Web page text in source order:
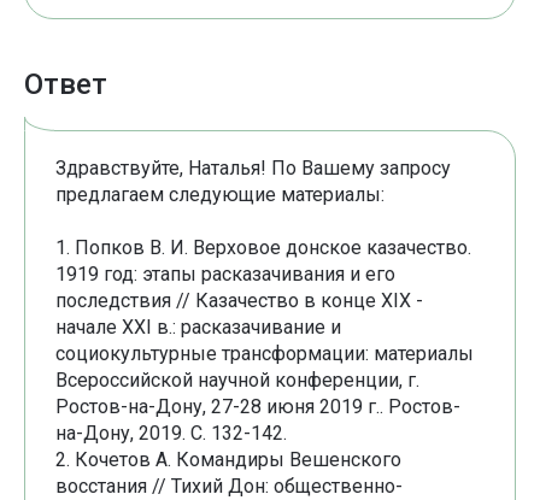
Ответ
Здравствуйте, Наталья! По Вашему запросу
предлагаем следующие материалы:
1. Попков В. И. Верховое донское казачество.
1919 год: этапы расказачивания и его
последствия // Казачество в конце XIX -
начале XXI в.: расказачивание и
социокультурные трансформации: материалы
Всероссийской научной конференции, г.
Ростов-на-Дону, 27-28 июня 2019 г.. Ростов-
на-Дону, 2019. С. 132-142.
2. Кочетов А. Командиры Вешенского
восстания // Тихий Дон: общественно-